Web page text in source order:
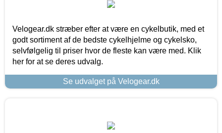
Velogear.dk stræber efter at være en cykelbutik, med et
godt sortiment af de bedste cykelhjelme og cykelsko,
selvfølgelig til priser hvor de fleste kan være med. Klik
her for at se deres udvalg.
Se udvalget på Velogear.dk